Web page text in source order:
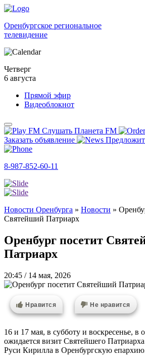
Оренбургское региональное
телевидение
Четверг
6 августа
Прямой эфир
Видеоблокнот
Слушать Планета FM
Заказать объявление
8-987-852-60-11
Новости Оренбурга » Новости »
Святейший Патриарх
Оренбург посетит
Патриарх
20:45 / 14 мая, 2026
Нравится Не нравится
16 и 17 мая, в субботу и воскресенье, в
ожидается визит Святейшего
Руси Кирилла в Оренбургскую